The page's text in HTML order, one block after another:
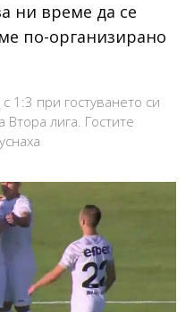
ни време да се
по-организирано
1:3 при гостуването си
лига. Гостите